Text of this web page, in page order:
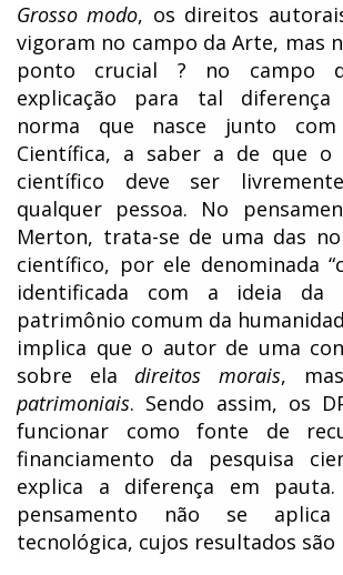
Grosso modo, os direitos
vigoram no campo da Arte, mas
ponto crucial ? no campo
explicação para tal
norma que nasce junto com
Científica, a saber a de que o
científico deve ser
qualquer pessoa. No
Merton, trata-se de uma das
científico, por ele denominada
identificada com a ideia da
patrimônio comum da
implica que o autor de uma
sobre eladireitos morais,
patrimoniais. Sendo assim, os
funcionar como fonte de
financiamento da pesquisa
explica a diferença em
pensamento não se
tecnológica, cujos resultados são